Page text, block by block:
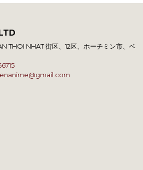
THOI NHAT 街区、12区、ホーチミン市、ベ